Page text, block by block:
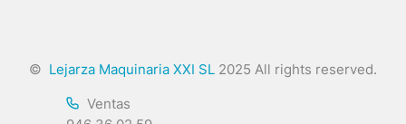
© Lejarza Maquinaria XXI SL 2025 All rights reserved.
Ventas